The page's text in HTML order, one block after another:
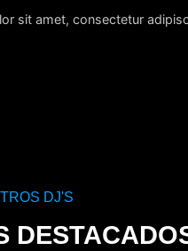
sit amet, consectetur
DJ'S